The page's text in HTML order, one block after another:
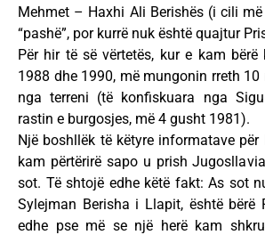
Mehmet – Haxhi Ali Berishës (i cili
“pashë”, por kurrë nuk është quajtur
Për hir të së vërtetës, kur e kam bërë
1988 dhe 1990, më mungonin rreth
nga terreni (të konfiskuara nga
rastin e burgosjes, më 4 gusht 1981).
Një boshllëk të këtyre informatave për
kam përtërirë sapo u prish
sot. Të shtojë edhe këtë fakt: As sot
Sylejman Berisha i Llapit, është bërë
edhe pse më se një herë kam